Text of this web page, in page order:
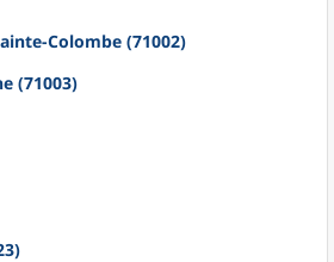
Colombe (71002)
(71003)